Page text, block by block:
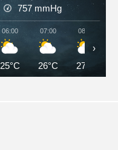
757 mmHg
06:00
25°C
07:00
26°C
08:00
27°C
›